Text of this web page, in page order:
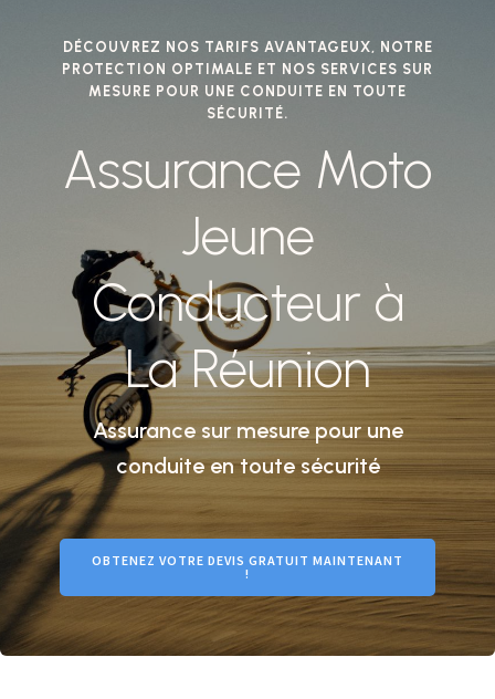
DÉCOUVREZ NOS TARIFS AVANTAGEUX, NOTRE
PROTECTION OPTIMALE ET NOS SERVICES SUR
MESURE POUR UNE CONDUITE EN TOUTE
SÉCURITÉ.
Assurance Moto
Jeune
Conducteur à
La Réunion
Assurance sur mesure pour une
conduite en toute sécurité
OBTENEZ VOTRE DEVIS GRATUIT MAINTENANT
!